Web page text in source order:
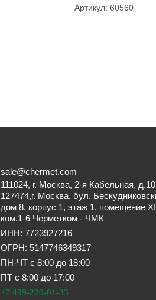
Артикул: 60560
sale@chermet.com
111024, г. Москва, 2-я Кабельная, д.10
127474,г. Москва, бул.
дом 8, корпус 1, этаж 1, помещение
ком.1-6 Черметком - ЧМК
ИНН: 7723927216
ОГРН: 5147746349317
ПН-ЧТ с 8:00 до 18:00
ПТ с 8:00 до 17:00
+7 499-220-01-33